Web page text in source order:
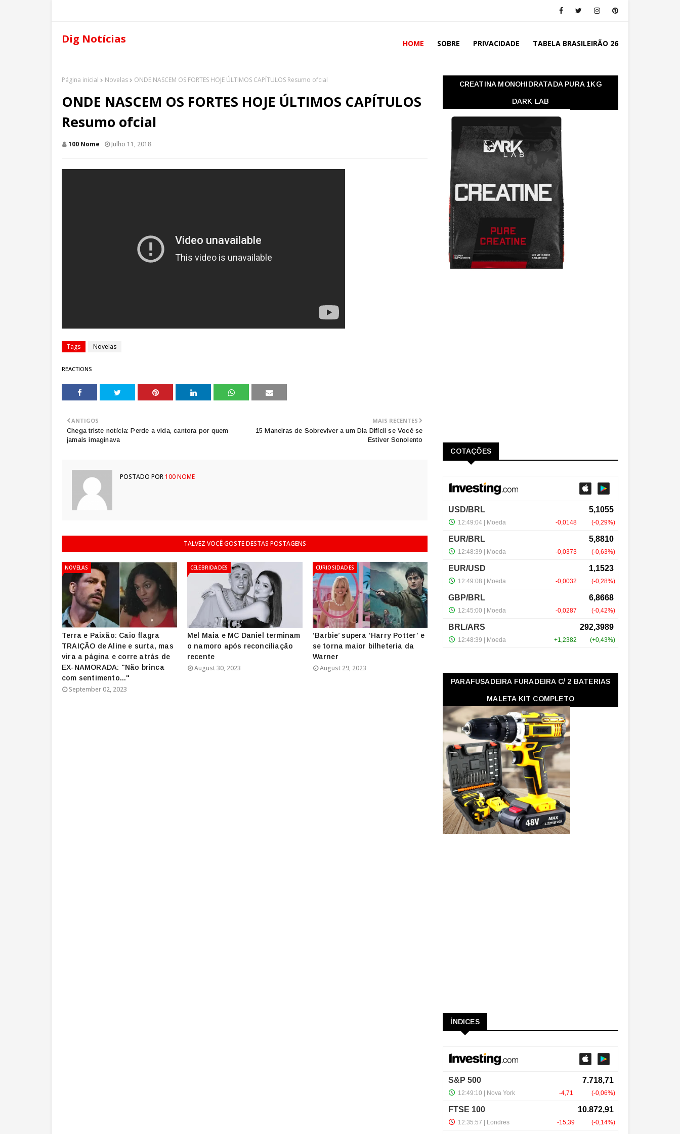
Dig Notícias HOME SOBRE PRIVACIDADE TABELA BRASILEIRÃO 26
Página inicial Novelas ONDE NASCEM OS FORTES HOJE ÚLTIMOS CAPÍTULOS Resumo ofcial
ONDE NASCEM OS FORTES HOJE ÚLTIMOS CAPÍTULOS
Resumo ofcial
100 Nome Julho 11, 2018
Tags Novelas
REACTIONS
MAIS RECENTES
15 Maneiras de Sobreviver a um Dia Difícil se Você se
Estiver Sonolento
ANTIGOS
Chega triste notícia: Perde a vida, cantora por quem
jamais imaginava
POSTADO POR100 NOME
TALVEZ VOCÊ GOSTE DESTAS POSTAGENS
NOVELAS
Terra e Paixão: Caio flagra
TRAIÇÃO de Aline e surta, mas
vira a página e corre atrás de
EX-NAMORADA: "Não brinca
com sentimento..."
September 02, 2023
CELEBRIDADES
Mel Maia e MC Daniel terminam
o namoro após reconciliação
recente
August 30, 2023
CURIOSIDADES
‘Barbie’ supera ‘Harry Potter’ e
se torna maior bilheteria da
Warner
August 29, 2023
CREATINA MONOHIDRATADA PURA 1KG
DARK LAB
COTAÇÕES
PARAFUSADEIRA FURADEIRA C/ 2 BATERIAS
MALETA KIT COMPLETO
ÍNDICES